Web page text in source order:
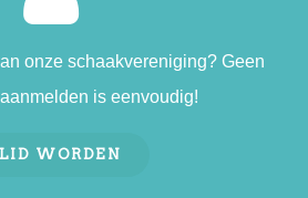
onze schaakvereniging? Geen
is eenvoudig!
LID WORDEN